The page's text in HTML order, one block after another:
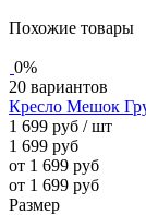
Похожие товары
0%
20 вариантов
Кресло Мешок
1 699 руб / шт
1 699 руб
от 1 699 руб
от 1 699 руб
Размер